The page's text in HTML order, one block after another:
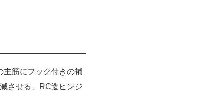
筋にフック付きの補
させる、RC造ヒンジ